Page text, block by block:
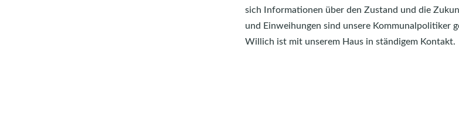
sich Informationen über den Zustand und die
und Einweihungen sind unsere Kommunalpolitiker
Willich ist mit unserem Haus in ständigem Kontakt.